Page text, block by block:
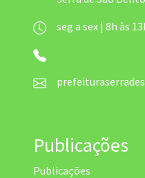
seg a sex | 8h às
Publicações
Publicações